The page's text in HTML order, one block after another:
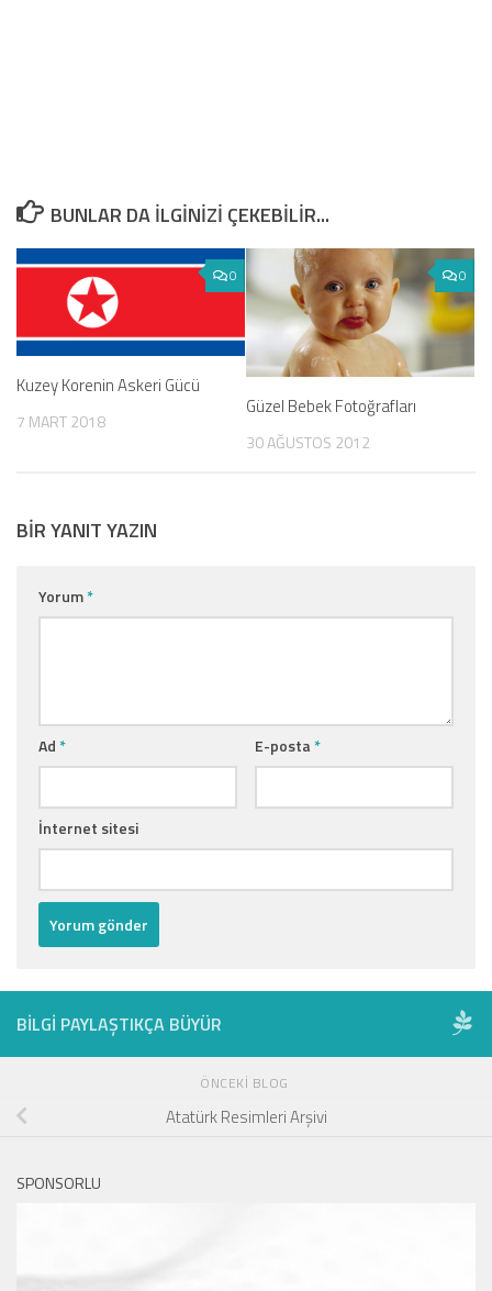
BUNLAR DA ILGINIZI ÇEKEBILIR...
0
Kuzey Korenin Askeri Gücü
7 MART 2018
0
Güzel Bebek Fotoğrafları
30 AĞUSTOS 2012
BIR YANIT YAZIN
Yorum*
Ad* E-posta*
İnternet sitesi
BILGI PAYLAŞTIKÇA BÜYÜR
ÖNCEKI BLOG
Atatürk Resimleri Arşivi
SPONSORLU